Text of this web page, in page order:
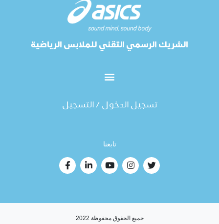
الشريك الرسمي التقني للملابس الرياضية
تسجيل الدخول / التسجيل
تابعنا
جميع الحقوق محفوظة 2022